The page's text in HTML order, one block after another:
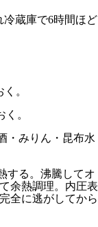
冷蔵庫で6時間ほど
。
。
・みりん・昆布水
する。沸騰してオ
余熱調理。内圧表
全に逃がしてから